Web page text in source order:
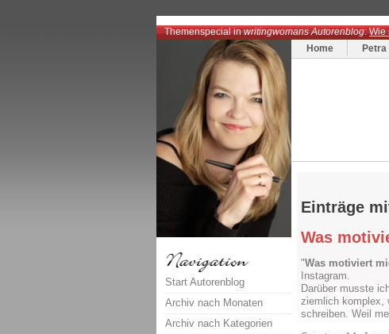
Themenspecial inwritingwomans Autorenblog:Wie
Home
Einträge
Was
"Was motiviert
Instagram.
Darüber musste
ziemlich komplex,
schreiben. Weil
Start Autorenblog
Archiv nach Monaten
Archiv nach Kategorien